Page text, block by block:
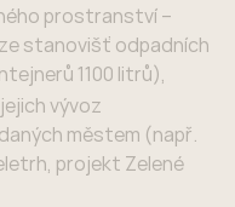
prostranství –
stanovišť odpadních
1100 litrů),
vývoz
městem (např.
projekt Zelené